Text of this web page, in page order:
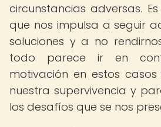
circunstancias adversas.
que nos impulsa a seguir
soluciones y a no
todo parece ir en
motivación en estos
nuestra supervivencia y
los desafíos que se nos